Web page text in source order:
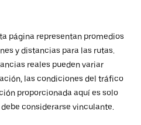
página representan promedios
y distancias para las rutas.
reales pueden variar
las condiciones del tráfico
proporcionada aquí es solo
considerarse vinculante.